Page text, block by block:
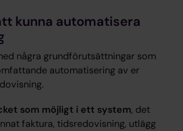
kunna automatisera
några grundförutsättningar som
automatisering av er
som möjligt i ett system, det
faktura, tidsredovisning, utlägg